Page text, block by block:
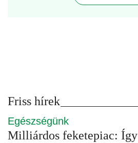
Friss hírek
Egészségünk
Milliárdos feketepiac: Így